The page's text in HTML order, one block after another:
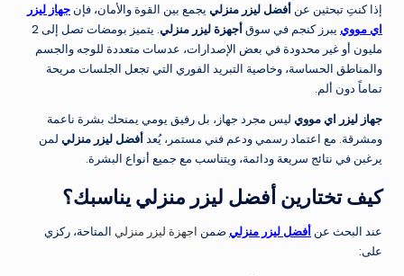
إذا كنتِ تبحثين عن أفضل ليزر منزلي يجمع بين القوة والأمان، فإن جهاز ليزر
اي مووي يبرز كنجم في سوقأجهزة ليزر منزلي
. يتميز بومضات تصل إلى 2
مليون أو غير محدودة في بعض الإصدارات، عدسات متعددة للوجه والجسم
والمناطق الحساسة، وخاصية التبريد الفوري التي تجعل الجلسات مريحة
تماماً دون ألم.
جهاز ليزر اي مووي ليس مجرد جهاز، بل رفيق يومي يمنحك بشرة ناعمة
ومشرقة. مع اعتماد رسمي ودعم فني مستمر، يُعدأفضل ليزر منزلي لمن
يرغبن في نتائج سريعة ودائمة، ويتناسب مع جميع أنواع البشرة.
كيف تختارين أفضل ليزر منزلي يناسبك؟
عند البحث عن أفضل ليزر منزلي ضمن اجهزة ليزر منزلي المتاحة، ركزي
على: